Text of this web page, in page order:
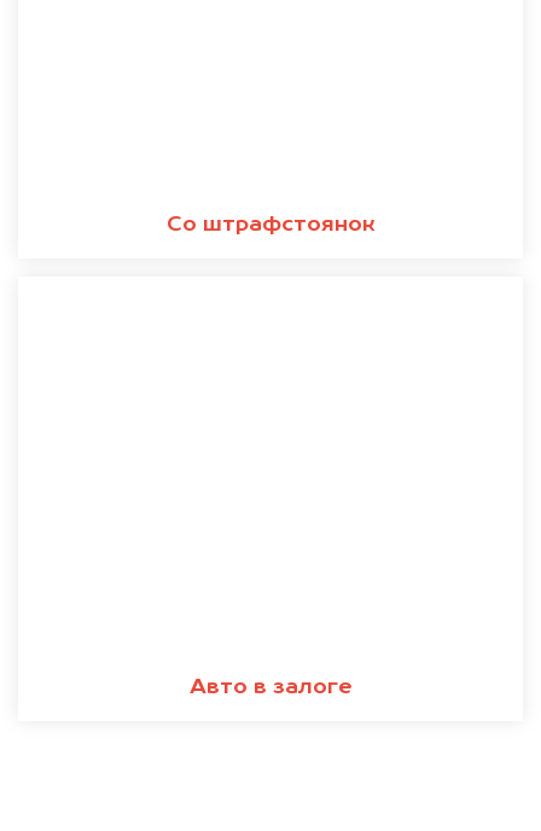
Со штрафстоянок
Авто в залоге